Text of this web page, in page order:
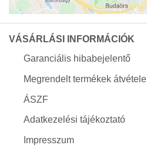
VÁSÁRLÁSI INFORMÁCIÓK
Garanciális hibabejelentő
Megrendelt termékek átvétele
ÁSZF
Adatkezelési tájékoztató
Impresszum